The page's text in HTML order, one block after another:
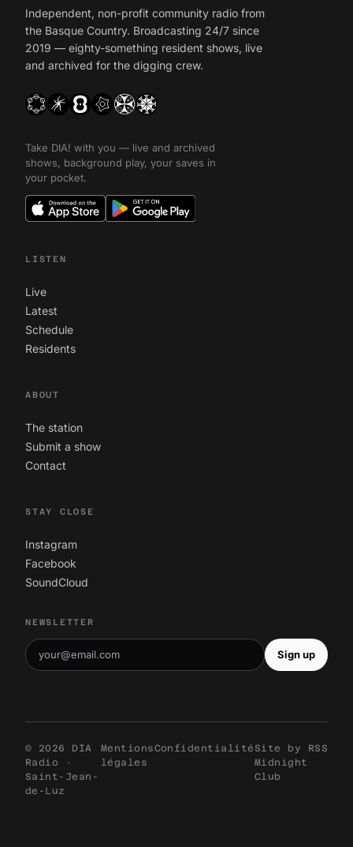
Independent, non-profit community radio from
the Basque Country. Broadcasting 24/7 since
2019 — eighty-something resident shows, live
and archived for the digging crew.
Take DIA! with you — live and archived
shows, background play, your saves in
your pocket.
LISTEN
Live
Latest
Schedule
Residents
ABOUT
The station
Submit a show
Contact
STAY CLOSE
Instagram
Facebook
SoundCloud
NEWSLETTER
Sign up
© 2026 DIA
Radio ·
Saint-Jean-
de-Luz
Mentions
légales
Confidentialité Site by
Midnight
Club
RSS